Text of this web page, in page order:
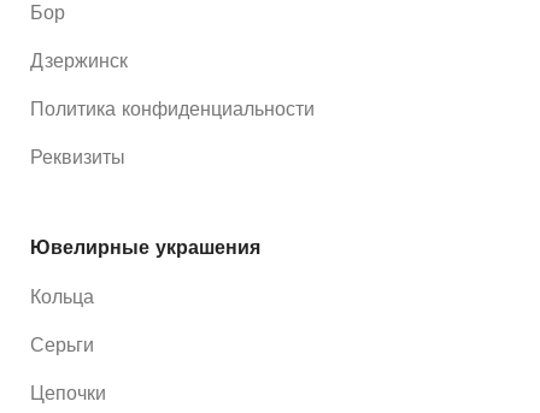
Бор
Дзержинск
Политика конфиденциальности
Реквизиты
Ювелирные украшения
Кольца
Серьги
Цепочки